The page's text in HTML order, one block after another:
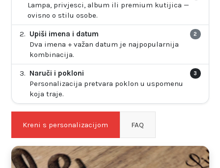
Lampa, privjesci, album ili premium kutijica —
ovisno o stilu osobe.
Upiši imena i datum
Dva imena + važan datum je najpopularnija
kombinacija.
2
Naruči i pokloni
Personalizacija pretvara poklon u uspomenu
koja traje.
3
Kreni s personalizacijom FAQ